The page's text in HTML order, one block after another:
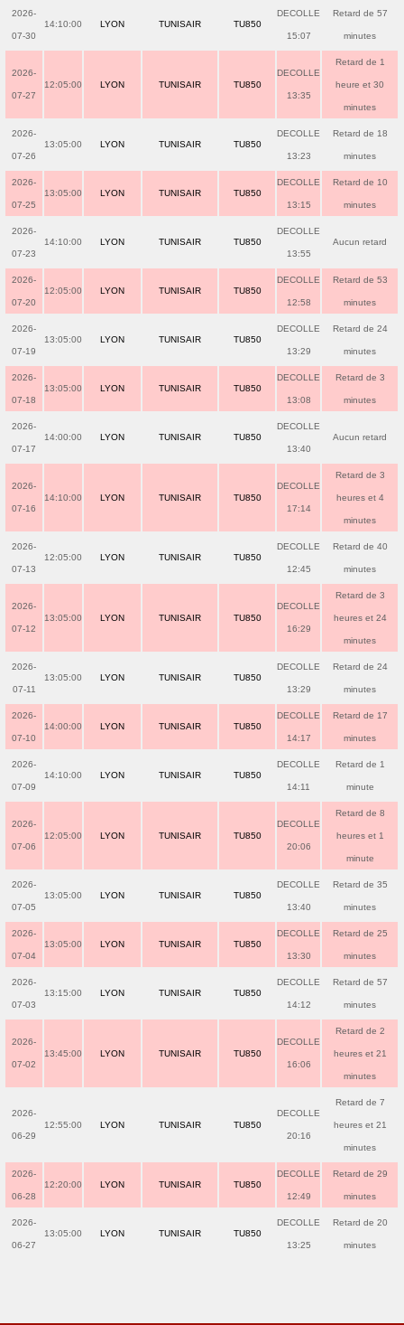
2026-
07-30
14:10:00 LYON TUNISAIR TU850
DECOLLE
15:07
Retard de 57
minutes
2026-
07-27
12:05:00 LYON TUNISAIR TU850
DECOLLE
13:35
Retard de 1
heure et 30
minutes
2026-
07-26
13:05:00 LYON TUNISAIR TU850
DECOLLE
13:23
Retard de 18
minutes
2026-
07-25
13:05:00 LYON TUNISAIR TU850
DECOLLE
13:15
Retard de 10
minutes
2026-
07-23
14:10:00 LYON TUNISAIR TU850
DECOLLE
13:55
Aucun retard
2026-
07-20
12:05:00 LYON TUNISAIR TU850
DECOLLE
12:58
Retard de 53
minutes
2026-
07-19
13:05:00 LYON TUNISAIR TU850
DECOLLE
13:29
Retard de 24
minutes
2026-
07-18
13:05:00 LYON TUNISAIR TU850
DECOLLE
13:08
Retard de 3
minutes
2026-
07-17
14:00:00 LYON TUNISAIR TU850
DECOLLE
13:40
Aucun retard
2026-
07-16
14:10:00 LYON TUNISAIR TU850
DECOLLE
17:14
Retard de 3
heures et 4
minutes
2026-
07-13
12:05:00 LYON TUNISAIR TU850
DECOLLE
12:45
Retard de 40
minutes
2026-
07-12
13:05:00 LYON TUNISAIR TU850
DECOLLE
16:29
Retard de 3
heures et 24
minutes
2026-
07-11
13:05:00 LYON TUNISAIR TU850
DECOLLE
13:29
Retard de 24
minutes
2026-
07-10
14:00:00 LYON TUNISAIR TU850
DECOLLE
14:17
Retard de 17
minutes
2026-
07-09
14:10:00 LYON TUNISAIR TU850
DECOLLE
14:11
Retard de 1
minute
2026-
07-06
12:05:00 LYON TUNISAIR TU850
DECOLLE
20:06
Retard de 8
heures et 1
minute
2026-
07-05
13:05:00 LYON TUNISAIR TU850
DECOLLE
13:40
Retard de 35
minutes
2026-
07-04
13:05:00 LYON TUNISAIR TU850
DECOLLE
13:30
Retard de 25
minutes
2026-
07-03
13:15:00 LYON TUNISAIR TU850
DECOLLE
14:12
Retard de 57
minutes
2026-
07-02
13:45:00 LYON TUNISAIR TU850
DECOLLE
16:06
Retard de 2
heures et 21
minutes
2026-
06-29
12:55:00 LYON TUNISAIR TU850
DECOLLE
20:16
Retard de 7
heures et 21
minutes
2026-
06-28
12:20:00 LYON TUNISAIR TU850
DECOLLE
12:49
Retard de 29
minutes
2026-
06-27
13:05:00 LYON TUNISAIR TU850
DECOLLE
13:25
Retard de 20
minutes